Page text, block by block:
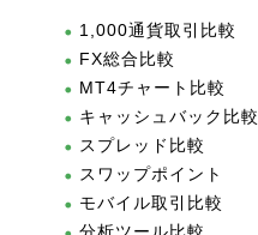
1,000通貨取引比較
FX総合比較
MT4チャート比較
キャッシュバック比較
スプレッド比較
スワップポイント
モバイル取引比較